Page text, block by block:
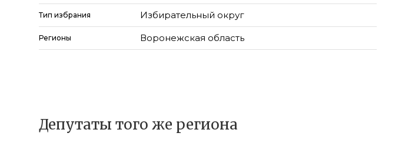
Тип избрания Избирательный округ
Регионы Воронежская область
Депутаты того же региона